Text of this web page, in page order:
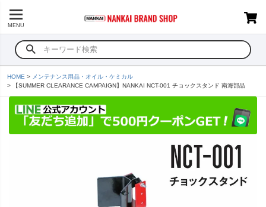
MENU
HOME
メンテナンス用品・オイル・ケミカル
【SUMMER CLEARANCE CAMPAIGN】NANKAI NCT-001 チョックスタンド 南海部品